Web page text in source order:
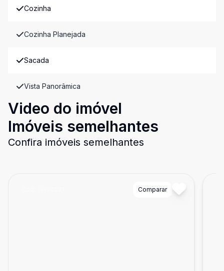
Cozinha
Cozinha Planejada
Sacada
Vista Panorâmica
Video do imóvel
Imóveis semelhantes
Confira imóveis semelhantes
Comparar